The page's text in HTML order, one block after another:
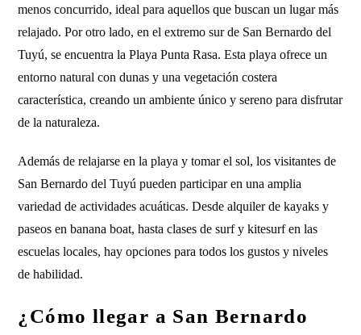
menos concurrido, ideal para aquellos que buscan un lugar más
relajado. Por otro lado, en el extremo sur de San Bernardo del
Tuyú, se encuentra la Playa Punta Rasa. Esta playa ofrece un
entorno natural con dunas y una vegetación costera
característica, creando un ambiente único y sereno para disfrutar
de la naturaleza.
Además de relajarse en la playa y tomar el sol, los visitantes de
San Bernardo del Tuyú pueden participar en una amplia
variedad de actividades acuáticas. Desde alquiler de kayaks y
paseos en banana boat, hasta clases de surf y kitesurf en las
escuelas locales, hay opciones para todos los gustos y niveles
de habilidad.
¿Cómo llegar a San Bernardo